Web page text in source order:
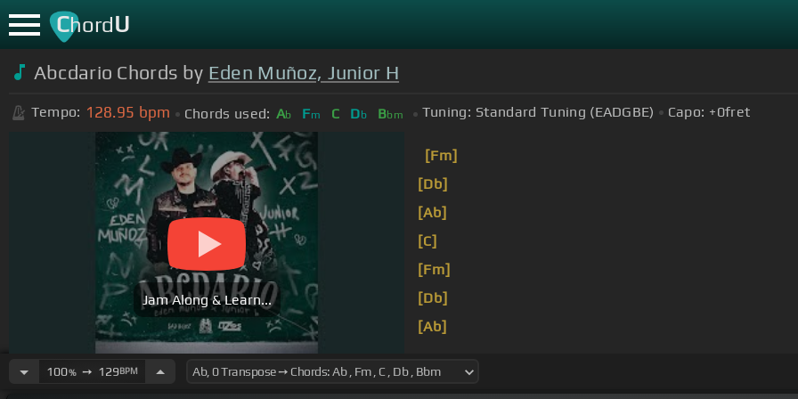
ChordU
Abcdario Chords by Eden Muñoz, Junior H
Tempo: 128.95 bpm Chords used: Ab Fm C Db Bbm Tuning: Standard Tuning (EADGBE) Capo: +0fret
Jam Along & Learn...
[Fm]
[Db]
[Ab]
[C]
[Fm]
[Db]
[Ab]
100%➙ 129BPM